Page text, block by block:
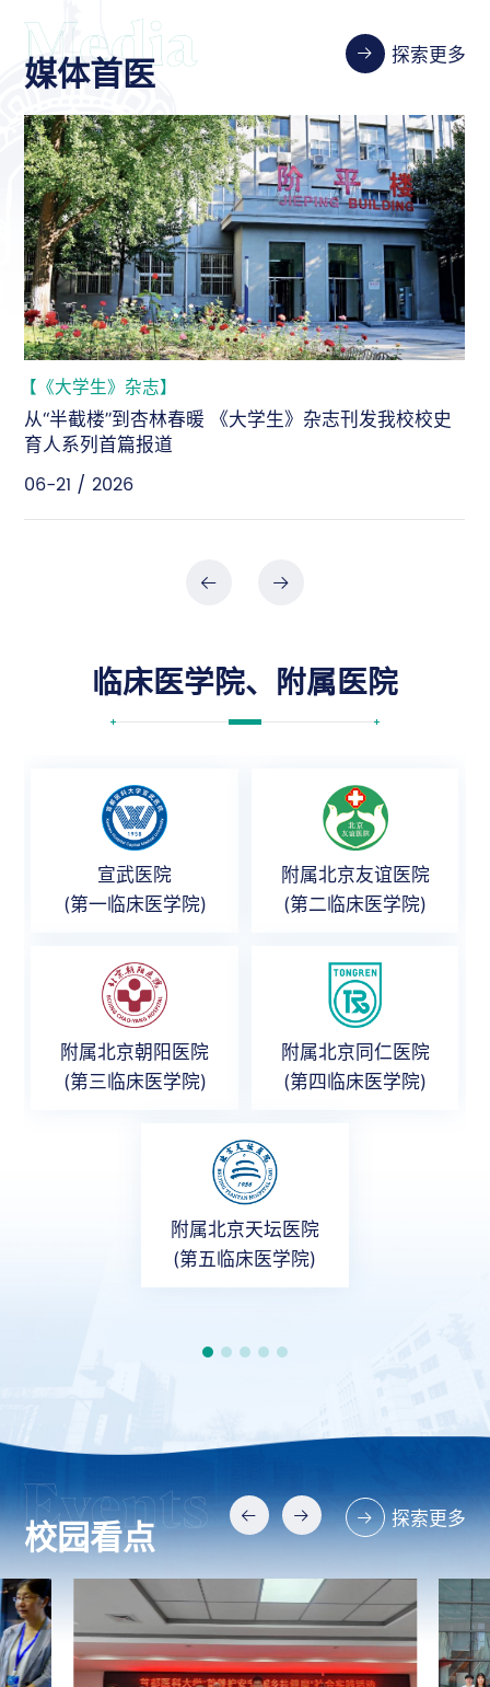
媒体首医 探索更多
【新华社】
新华社：坚守人民至上，为“健康中国”建设持续输出首
医智慧
06-18 / 2026
临床医学院、附属医院
宣武医院
(第一临床医学院)
附属北京友谊医院
(第二临床医学院)
附属北京朝阳医院
(第三临床医学院)
附属北京同仁医院
(第四临床医学院)
附属北京天坛医院
(第五临床医学院)
校园看点 探索更多